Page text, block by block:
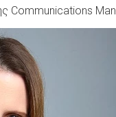
Communications